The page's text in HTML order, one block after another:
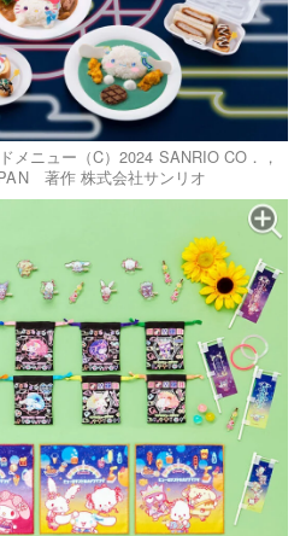
メニュー（C）2024 SANRIO CO．，
著作 株式会社サンリオ